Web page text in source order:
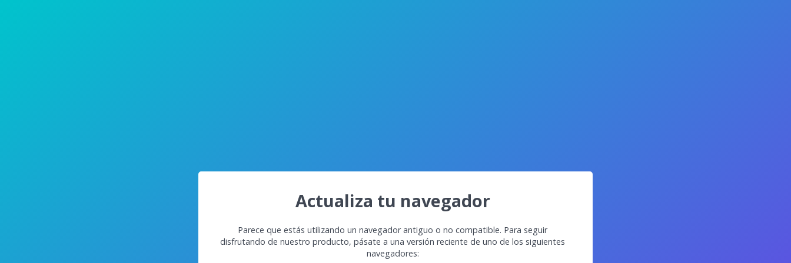
Actualiza tu navegador
Parece que estás utilizando un navegador antiguo o no compatible. Para seguir
disfrutando de nuestro producto, pásate a una versión reciente de uno de los siguientes
navegadores: